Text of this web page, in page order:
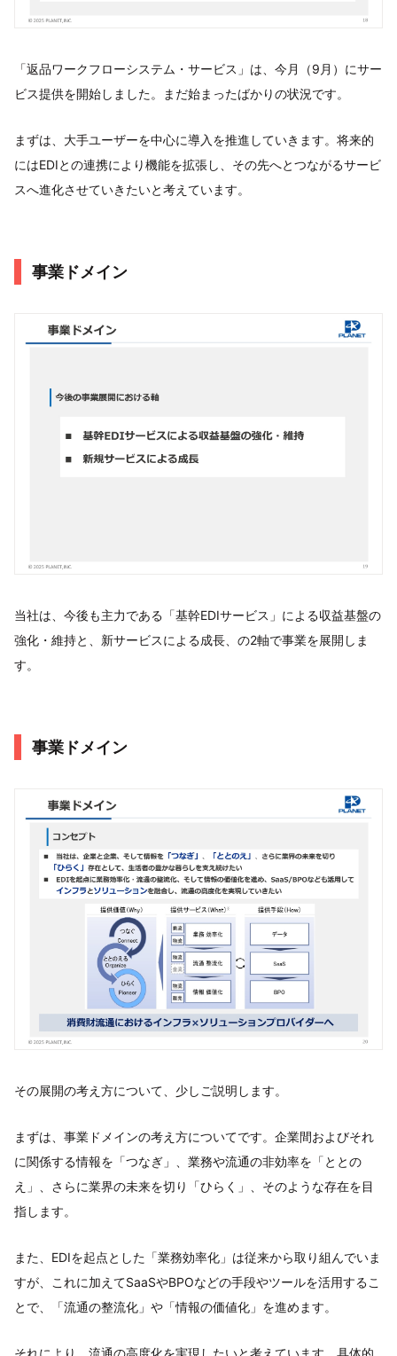
「返品ワークフローシステム・サービス」は、今月（9月）にサー
ビス提供を開始しました。まだ始まったばかりの状況です。
まずは、大手ユーザーを中心に導入を推進していきます。将来的
にはEDIとの連携により機能を拡張し、その先へとつながるサービ
スへ進化させていきたいと考えています。
事業ドメイン
当社は、今後も主力である「基幹EDIサービス」による収益基盤の
強化・維持と、新サービスによる成長、の2軸で事業を展開しま
す。
事業ドメイン
その展開の考え方について、少しご説明します。
まずは、事業ドメインの考え方についてです。企業間およびそれ
に関係する情報を「つなぎ」、業務や流通の非効率を「ととの
え」、さらに業界の未来を切り「ひらく」、そのような存在を目
指します。
また、EDIを起点とした「業務効率化」は従来から取り組んでいま
すが、これに加えてSaaSやBPOなどの手段やツールを活用するこ
とで、「流通の整流化」や「情報の価値化」を進めます。
それにより、流通の高度化を実現したいと考えています。具体的